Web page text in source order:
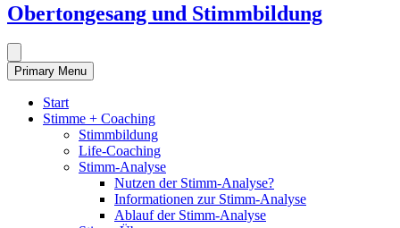
Obertongesang und Stimmbildung
Primary Menu
Start
Stimme + Coaching
Stimmbildung
Life-Coaching
Stimm-Analyse
Nutzen der Stimm-Analyse?
Informationen zur Stimm-Analyse
Ablauf der Stimm-Analyse